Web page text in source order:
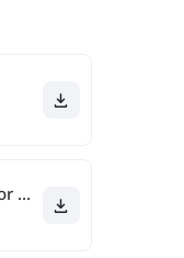
Bot Designer For Discord